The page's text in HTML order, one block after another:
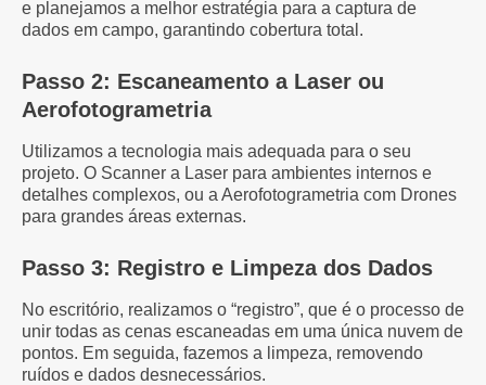
e planejamos a melhor estratégia para a captura de
dados em campo, garantindo cobertura total.
Passo 2: Escaneamento a Laser ou
Aerofotogrametria
Utilizamos a tecnologia mais adequada para o seu
projeto. O Scanner a Laser para ambientes internos e
detalhes complexos, ou a Aerofotogrametria com Drones
para grandes áreas externas.
Passo 3: Registro e Limpeza dos Dados
No escritório, realizamos o “registro”, que é o processo de
unir todas as cenas escaneadas em uma única nuvem de
pontos. Em seguida, fazemos a limpeza, removendo
ruídos e dados desnecessários.